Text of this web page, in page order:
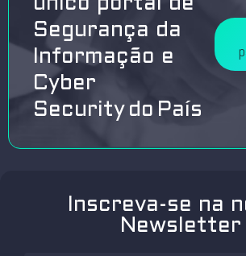
único portal de
Segurança da
Informação e
Cyber
Security do País
Inscreva-se na
Newsletter